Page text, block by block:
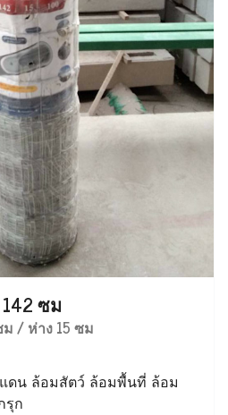
ซม
/ ห่าง 15 ซม
ดน ล้อมสัตว์ ล้อมพื้นที่ ล้อม
รุก